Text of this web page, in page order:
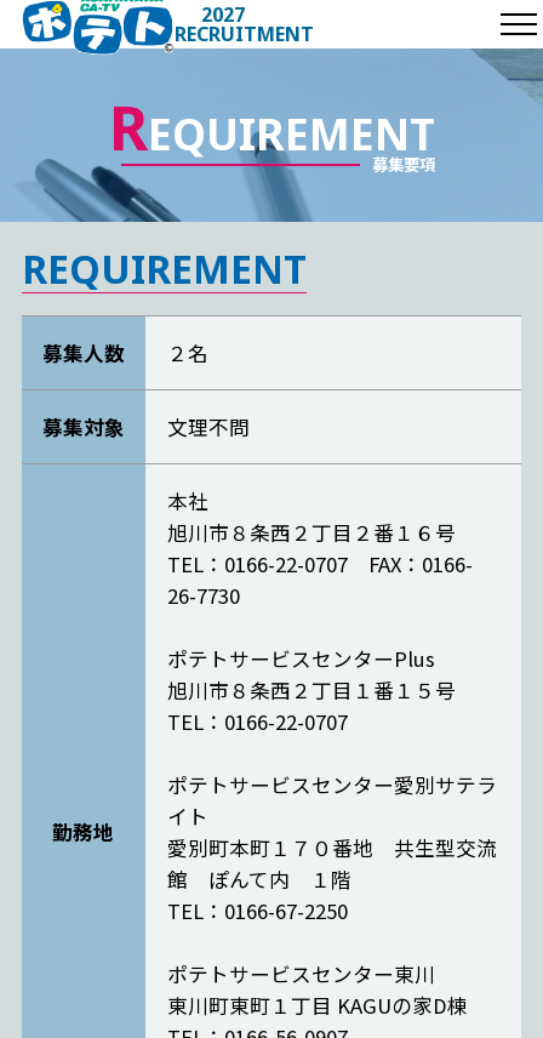
2027
RECRUITMENT
COMPANY
INTERVIEW
SUPPORT
REQUIREMENT
ENTRY
REQUIREMENT
募集要項
REQUIREMENT
募集人数 ２名
募集対象 文理不問
勤務地
本社
旭川市８条西２丁目２番１６号
TEL：0166-22-0707 FAX：0166-
26-7730
ポテトサービスセンターPlus
旭川市８条西２丁目１番１５号
TEL：0166-22-0707
ポテトサービスセンター愛別サテラ
イト
愛別町本町１７０番地 共生型交流
館 ぽんて内 １階
TEL：0166-67-2250
ポテトサービスセンター東川
東川町東町１丁目 KAGUの家D棟